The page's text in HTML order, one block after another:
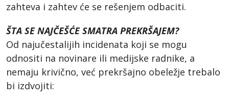
zahteva i zahtev će se rešenjem odbaciti.
ŠTA SE NAJČEŠĆE SMATRA PREKRŠAJEM?
Od najučestalijih incidenata koji se mogu
odnositi na novinare ili medijske radnike, a
nemaju krivično, već prekršajno obeležje trebalo
bi izdvojiti: